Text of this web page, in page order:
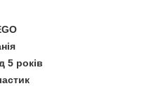
5 років